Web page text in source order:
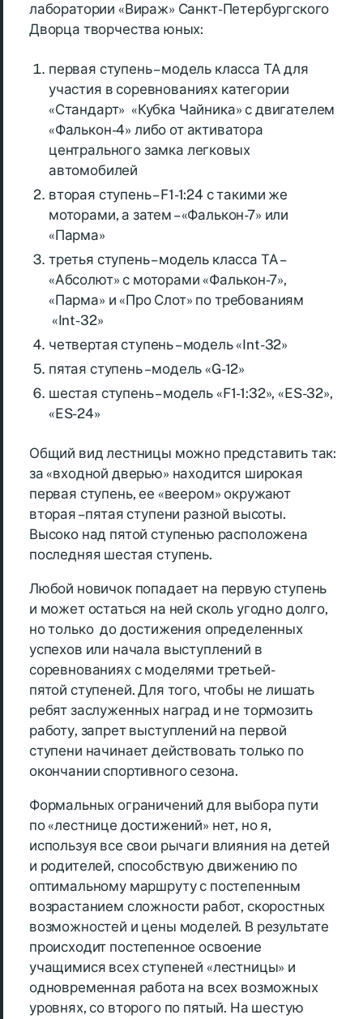
лаборатории «Вираж» Санкт-Петербургского
Дворца творчества юных:
первая ступень – модель класса ТА для
участия в соревнованиях категории
«Стандарт» «Кубка Чайника» с двигателем
«Фалькон-4» либо от активатора
центрального замка легковых
автомобилей
вторая ступень – F1-1:24 с такими же
моторами, а затем – «Фалькон-7» или
«Парма»
третья ступень – модель класса ТА –
«Абсолют» с моторами «Фалькон-7»,
«Парма» и «Про Слот» по требованиям
«Int-32»
четвертая ступень – модель «Int-32»
пятая ступень – модель «G-12»
шестая ступень – модель «F1-1:32», «ES-32»,
«ES-24»
Общий вид лестницы можно представить так:
за «входной дверью» находится широкая
первая ступень, ее «веером» окружают
вторая – пятая ступени разной высоты.
Высоко над пятой ступенью расположена
последняя шестая ступень.
Любой новичок попадает на первую ступень
и может остаться на ней сколь угодно долго,
но только до достижения определенных
успехов или начала выступлений в
соревнованиях с моделями третьей-
пятой ступеней. Для того, чтобы не лишать
ребят заслуженных наград и не тормозить
работу, запрет выступлений на первой
ступени начинает действовать только по
окончании спортивного сезона.
Формальных ограничений для выбора пути
по «лестнице достижений» нет, но я,
используя все свои рычаги влияния на детей
и родителей, способствую движению по
оптимальному маршруту с постепенным
возрастанием сложности работ, скоростных
возможностей и цены моделей. В результате
происходит постепенное освоение
учащимися всех ступеней «лестницы» и
одновременная работа на всех возможных
уровнях, со второго по пятый. На шестую